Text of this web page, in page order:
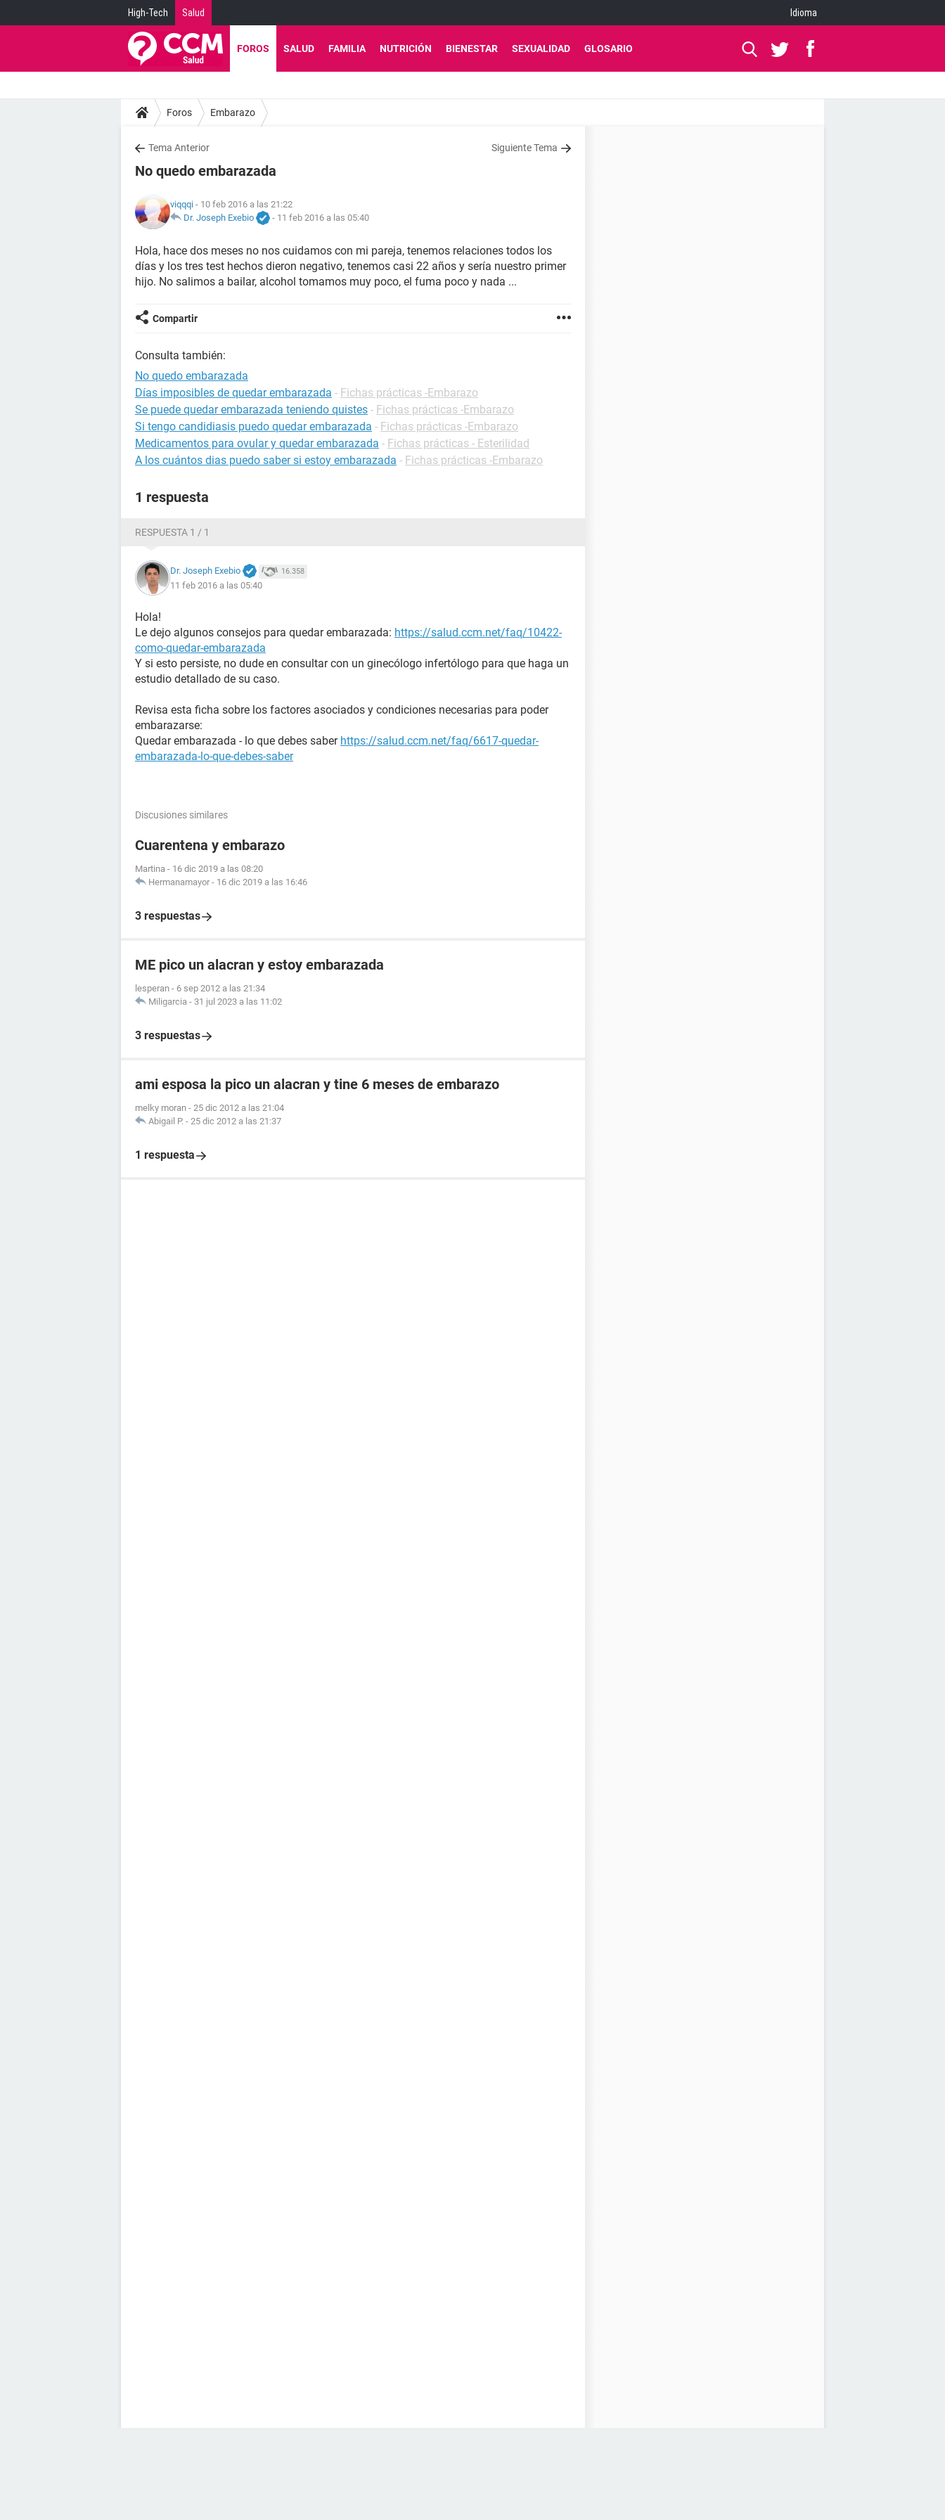
High-Tech Salud Idioma
FOROS SALUD FAMILIA NUTRICIÓN BIENESTAR SEXUALIDAD GLOSARIO
Foros Embarazo
Tema Anterior Siguiente Tema
No quedo embarazada
viqqqi - 10 feb 2016 a las 21:22
Dr. Joseph Exebio
- 11 feb 2016 a las 05:40
Hola, hace dos meses no nos cuidamos con mi pareja, tenemos relaciones todos los
días y los tres test hechos dieron negativo, tenemos casi 22 años y sería nuestro primer
hijo. No salimos a bailar, alcohol tomamos muy poco, el fuma poco y nada ...
Compartir
Consulta también:
No quedo embarazada
Días imposibles de quedar embarazada - Fichas prácticas -Embarazo
Se puede quedar embarazada teniendo quistes - Fichas prácticas -Embarazo
Si tengo candidiasis puedo quedar embarazada - Fichas prácticas -Embarazo
Medicamentos para ovular y quedar embarazada - Fichas prácticas - Esterilidad
A los cuántos dias puedo saber si estoy embarazada - Fichas prácticas -Embarazo
1 respuesta
RESPUESTA 1 / 1
Dr. Joseph Exebio 16.358
11 feb 2016 a las 05:40
Hola!
Le dejo algunos consejos para quedar embarazada: https://salud.ccm.net/faq/10422-
como-quedar-embarazada
Y si esto persiste, no dude en consultar con un ginecólogo infertólogo para que haga un
estudio detallado de su caso.
Revisa esta ficha sobre los factores asociados y condiciones necesarias para poder
embarazarse:
Quedar embarazada - lo que debes saber https://salud.ccm.net/faq/6617-quedar-
embarazada-lo-que-debes-saber
Discusiones similares
Cuarentena y embarazo
Martina - 16 dic 2019 a las 08:20
Hermanamayor - 16 dic 2019 a las 16:46
3 respuestas
ME pico un alacran y estoy embarazada
lesperan - 6 sep 2012 a las 21:34
Miligarcia - 31 jul 2023 a las 11:02
3 respuestas
ami esposa la pico un alacran y tine 6 meses de embarazo
melky moran - 25 dic 2012 a las 21:04
Abigail P. - 25 dic 2012 a las 21:37
1 respuesta